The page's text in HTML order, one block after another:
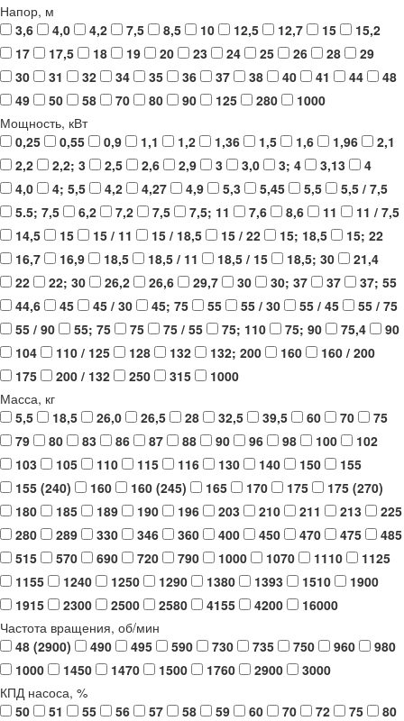
Напор, м
3,6
4,0 4,2 7,5 8,5 10 12,5 12,7 15
15,2
17
17,5 18 19 20 23 24 25 26 28
29
30
31 32 34 35 36 37 38 40 41 44
48
49
50 58 70 80 90 125 280
1000
Мощность, кВт
0,25
0,55 0,9 1,1 1,2 1,36 1,5 1,6 1,96
2,1
2,2
2,2; 3 2,5 2,6 2,9 3 3,0 3; 4 3,13
4
4,0
4; 5,5 4,2 4,27 4,9 5,3 5,45 5,5
5,5 / 7,5
5.5; 7,5
6,2 7,2 7,5 7,5; 11 7,6 8,6 11
11 / 7,5
14,5
15 15 / 11 15 / 18,5 15 / 22 15; 18,5
15; 22
16,7
16,9 18,5 18,5 / 11 18,5 / 15 18,5; 30
21,4
22
22; 30 26,2 26,6 29,7 30 30; 37 37
37; 55
44,6
45 45 / 30 45; 75 55 55 / 30 55 / 45
55 / 75
55 / 90
55; 75 75 75 / 55 75; 110 75; 90 75,4
90
104
110 / 125 128 132 132; 200 160
160 / 200
175
200 / 132 250 315
1000
Масса, кг
5,5
18,5 26,0 26,5 28 32,5 39,5 60 70
75
79
80 83 86 87 88 90 96 98 100
102
103
105 110 115 116 130 140 150
155
155 (240)
160 160 (245) 165 170 175
175 (270)
180
185 189 190 196 203 210 211 213
225
280
289 330 346 360 400 450 470 475
485
515
570 690 720 790 1000 1070 1110
1125
1155
1240 1250 1290 1380 1393 1510
1900
1915
2300 2500 2580 4155 4200
16000
Частота вращения, об/мин
48 (2900)
490 495 590 730 735 750 960
980
1000
1450 1470 1500 1760 2900
3000
КПД насоса, %
50
51 55 56 57 58 59 60 70 72 75
80